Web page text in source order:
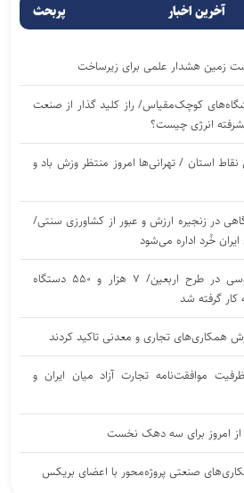
آخرین اخبار پربحث
زمین هشدار علمی برای زیرساخت
کوچک‌مقیاس/ راز کلید گذار از صنعت
انرژی چیست؟
استان / تهرانی‌ها امروز منتظر وزش باد و
در زنجیره ارزش و عبور از کشاورزی سنتی/
انجام ۲۰ هزار سفر اتوبوسی در طرح اربعین/ ۷ هزار و ۵۵۰ دستگاه
گرفته شد
همکاری‌های تجاری و معدنی تاکید کردند
موافقت‌نامه تجارت آزاد میان ایران و
از امروز برای سه دهک نخست
صنعتی پروژه‌محور با اعضای بریکس